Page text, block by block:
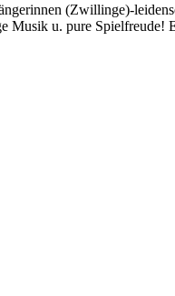
(Zwillinge)-
Musik u. pure Spielfreude!